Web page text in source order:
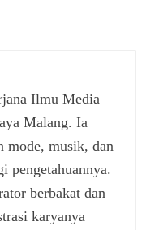
Ilmu Media
Malang. Ia
mode, musik, dan
pengetahuannya.
berbakat dan
karyanya